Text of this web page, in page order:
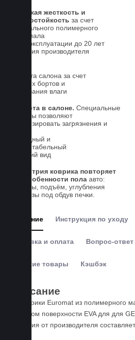
Высокая жесткость и
износостойкость за счет
специального полимерного
материала
Срок эксплуатации до 20 лет
Гарантия производителя
Чистота салона за счет
высоких бортов и
впитывания влаги
Чистота в салоне. Специальные
выступы позволяют
локализировать загрязнения и
Солидный и
презентабельный
внешний вид
Геометрия коврика повторяет
все особенности пола авто:
выступы, подъём, углубления
и вырезы под обдув печки.
Описание Инструкция по уходу
Доставка и оплата Вопрос-ответ
Похожие товары Кэшбэк
Описание
3D коврики Euromat из полимерного
рисунком поверхности EVA для для
Гарантия от производителя